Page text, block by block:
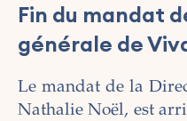
Fin du mandat
générale de
Le mandat de la
Nathalie Noël, est